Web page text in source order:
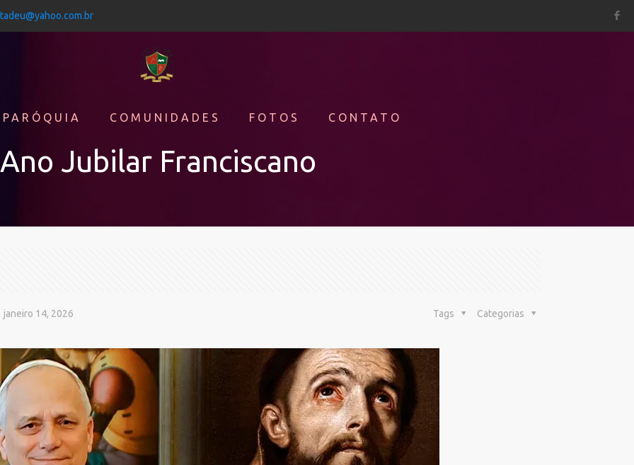
COMUNIDADES FOTOS CONTATO
Ano Jubilar Franciscano
janeiro 14, 2026 Categorias
Tags